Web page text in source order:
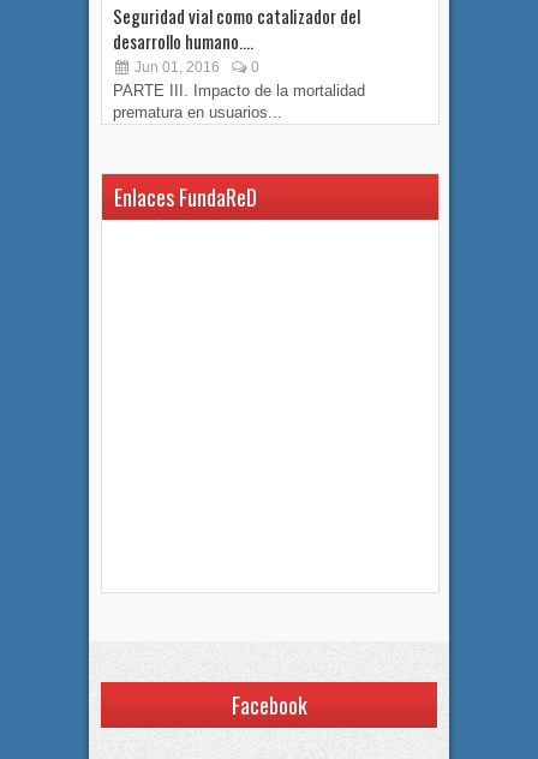
Seguridad vial como catalizador del
desarrollo humano....
Jun 01, 2016 0
PARTE III. Impacto de la mortalidad
prematura en usuarios...
Enlaces FundaReD
Facebook